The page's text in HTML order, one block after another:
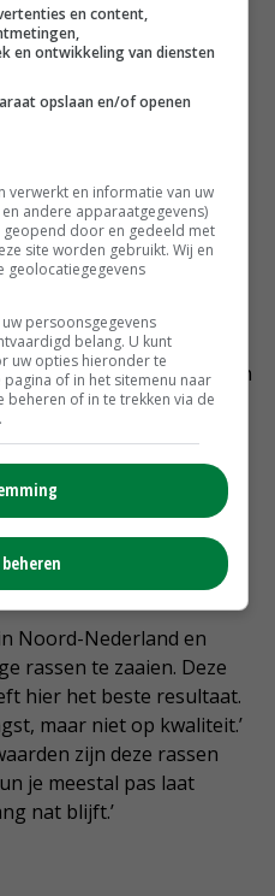
groeidagen nodig
rassen ook bij
jaren in ultravroege en
ziet dat vroege rassen
nu ook in het zuiden en
miste je bij zulke vroege
meer zo.’
nieuw in de
zeer vroeg. Het levert
kVEM per hectare. Met
met menig laat ras in
Het grootste ras van
vroeg is LG 31.205. Het
Hij verwacht
zijnde ras LG 31.206,
‘Dat gaat straks voor
met 23.000 kVEM per
Noord-Nederland en
rassen te zaaien. Deze
hier het beste resultaat.
maar niet op kwaliteit.’
zijn deze rassen
je meestal pas laat
nat blijft.’
en content,
en ontwikkeling van diensten
opslaan en/of openen
verwerkt en informatie van uw
andere apparaatgegevens)
door en gedeeld met
site worden gebruikt. Wij en
geolocatiegegevens
persoonsgegevens
belang. U kunt
uw opties hieronder te
of in het sitemenu naar
beheren of in te trekken via de